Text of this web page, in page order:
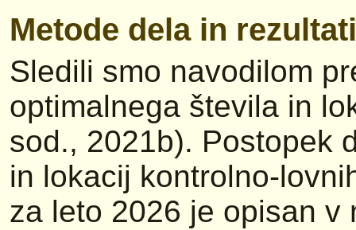
Metode dela in rezultati
Sledili smo navodilom
optimalnega števila in
sod., 2021b). Postopek
in lokacij kontrolno-
za leto 2026 je opisan v